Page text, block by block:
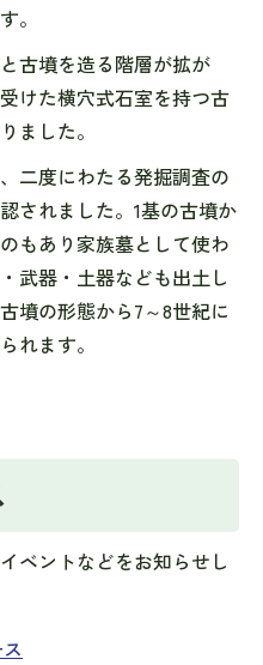
。
古墳を造る階層が拡が
けた横穴式石室を持つ古
ました。
二度にわたる発掘調査の
されました。1基の古墳か
もあり家族墓として使わ
武器・土器なども出土し
墳の形態から7～8世紀に
れます。
ベントなどをお知らせし